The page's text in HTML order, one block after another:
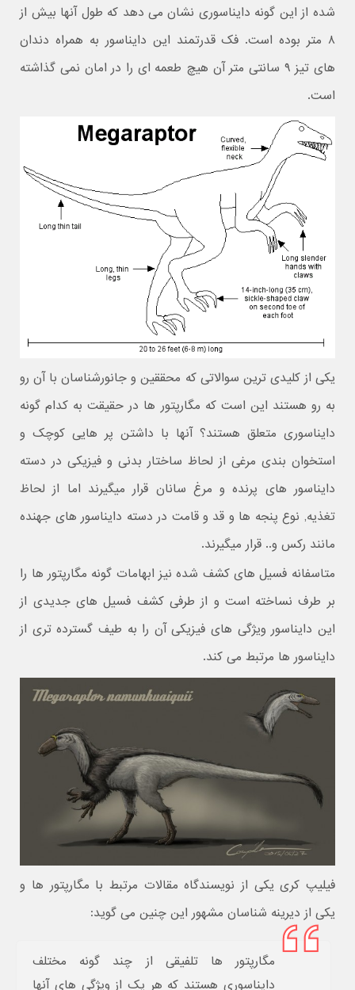
شده از این گونه دایناسوری نشان می دهد که طول آنها بیش از
۸ متر بوده است. فک قدرتمند این دایناسور به همراه دندان
های تیز ۹ سانتی متر آن هیچ طعمه ای را در امان نمی گذاشته
است.
یکی از کلیدی ترین سوالاتی که محققین و جانورشناسان با آن رو
به رو هستند این است که مگارپتور ها در حقیقت به کدام گونه
دایناسوری متعلق هستند؟ آنها با داشتن پر هایی کوچک و
استخوان بندی مرغی از لحاظ ساختار بدنی و فیزیکی در دسته
دایناسور های پرنده و مرغ سانان قرار میگیرند اما از لحاظ
تغذیه, نوع پنجه ها و قد و قامت در دسته دایناسور های جهنده
مانند رکس و.. قرار میگیرند.
متاسفانه فسیل های کشف شده نیز ابهامات گونه مگارپتور ها را
بر طرف نساخته است و از طرفی کشف فسیل های جدیدی از
این دایناسور ویژگی های فیزیکی آن را به طیف گسترده تری از
دایناسور ها مرتبط می کند.
فیلیپ کری یکی از نویسندگاه مقالات مرتبط با مگارپتور ها و
یکی از دیرینه شناسان مشهور این چنین می گوید:
مگارپتور ها تلفیقی از چند گونه مختلف
دایناسوری هستند که هر یک از ویژگی های آنها